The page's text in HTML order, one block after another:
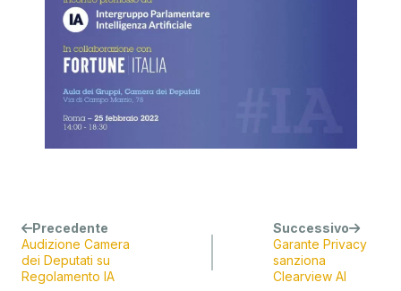
Precedente
Audizione Camera
dei Deputati su
Regolamento IA
Successivo
Garante Privacy
sanziona
Clearview AI